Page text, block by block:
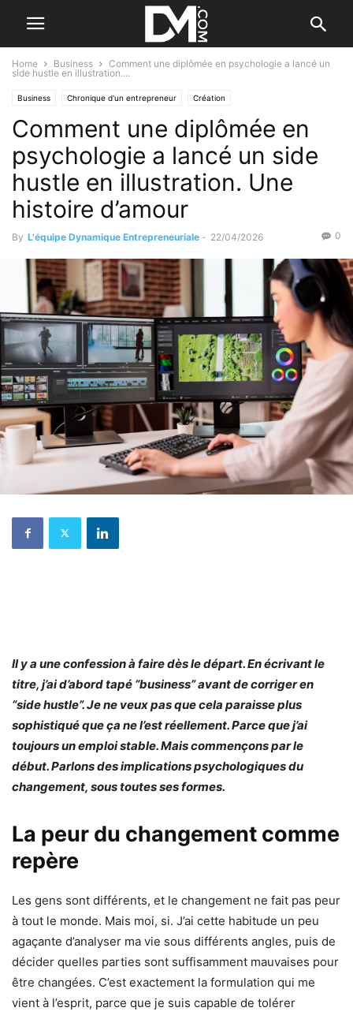
Home Business
Comment une diplômée en psychologie a lancé un
side hustle en illustration....
Business Chronique d'un entrepreneur Création
Confiance en soi et création Le B.A. BA de l'idée Le B.A. BA du créateur
Comment une diplômée en
psychologie a lancé un side
hustle en illustration. Une
histoire d’amour
By L'équipe Dynamique Entrepreneuriale - 22/04/2026 0
Il y a une confession à faire dès le départ. En écrivant le
titre, j’ai d’abord tapé “business” avant de corriger en
“side hustle”. Je ne veux pas que cela paraisse plus
sophistiqué que ça ne l’est réellement. Parce que j’ai
toujours un emploi stable. Mais commençons par le
début. Parlons des implications psychologiques du
changement, sous toutes ses formes.
La peur du changement comme
repère
Les gens sont différents, et le changement ne fait pas peur
à tout le monde. Mais moi, si. J’ai cette habitude un peu
agaçante d’analyser ma vie sous différents angles, puis de
décider quelles parties sont suffisamment mauvaises pour
être changées. C’est exactement la formulation qui me
vient à l’esprit, parce que je suis capable de tolérer